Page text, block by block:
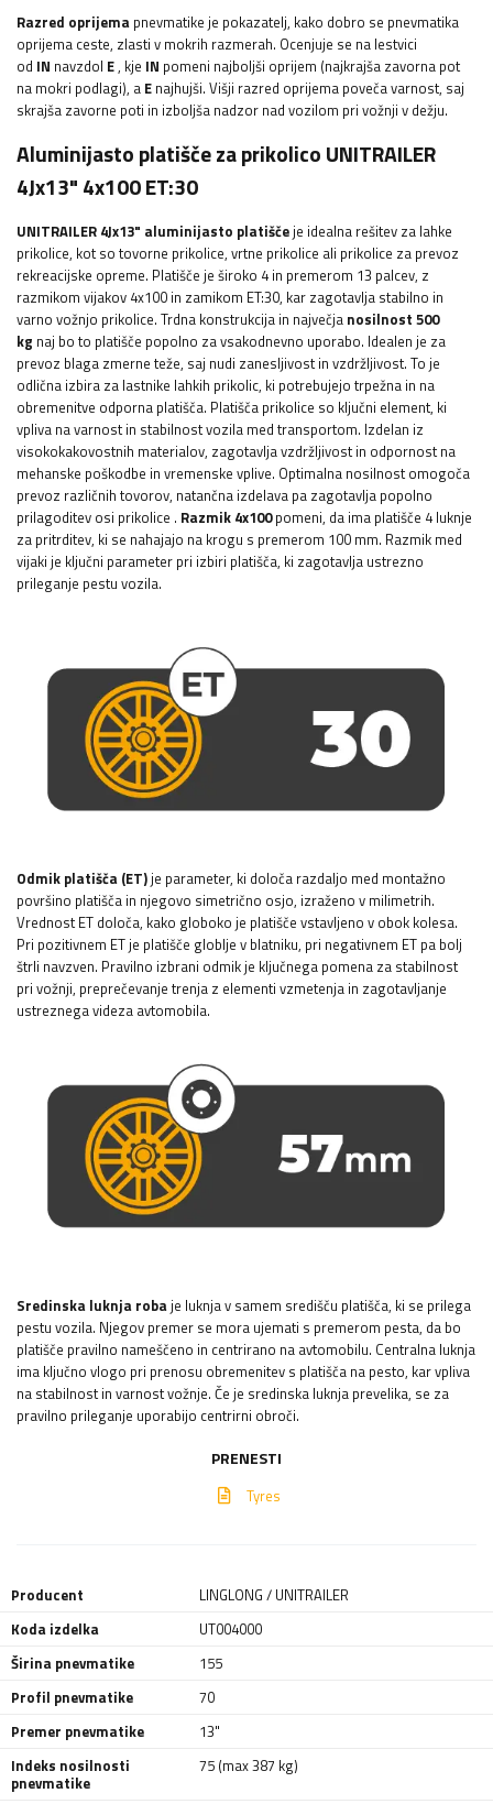
Razred oprijema pnevmatike je pokazatelj, kako dobro se pnevmatika
oprijema ceste, zlasti v mokrih razmerah. Ocenjuje se na lestvici
od IN navzdol E, kje IN pomeni najboljši oprijem (najkrajša zavorna pot
na mokri podlagi), a E najhujši. Višji razred oprijema poveča varnost, saj
skrajša zavorne poti in izboljša nadzor nad vozilom pri vožnji v dežju.
Aluminijasto platišče za prikolico UNITRAILER
4Jx13" 4x100 ET:30
UNITRAILER 4Jx13" aluminijasto platiščeje idealna rešitev za lahke
prikolice, kot so tovorne prikolice, vrtne prikolice ali prikolice za prevoz
rekreacijske opreme. Platišče je široko 4 in premerom 13 palcev, z
razmikom vijakov 4x100 in zamikom ET:30, kar zagotavlja stabilno in
varno vožnjo prikolice. Trdna konstrukcija in največja nosilnost 500
kg naj bo to platišče popolno za vsakodnevno uporabo. Idealen je za
prevoz blaga zmerne teže, saj nudi zanesljivost in vzdržljivost. To je
odlična izbira za lastnike lahkih prikolic, ki potrebujejo trpežna in na
obremenitve odporna platišča. Platišča prikolice so ključni element, ki
vpliva na varnost in stabilnost vozila med transportom. Izdelan iz
visokokakovostnih materialov, zagotavlja vzdržljivost in odpornost na
mehanske poškodbe in vremenske vplive. Optimalna nosilnost omogoča
prevoz različnih tovorov, natančna izdelava pa zagotavlja popolno
prilagoditev osi prikolice . Razmik 4x100 pomeni, da ima platišče 4 luknje
za pritrditev, ki se nahajajo na krogu s premerom 100 mm. Razmik med
vijaki je ključni parameter pri izbiri platišča, ki zagotavlja ustrezno
prileganje pestu vozila.
Odmik platišča (ET)je parameter, ki določa razdaljo med montažno
površino platišča in njegovo simetrično osjo, izraženo v milimetrih.
Vrednost ET določa, kako globoko je platišče vstavljeno v obok kolesa.
Pri pozitivnem ET je platišče globlje v blatniku, pri negativnem ET pa bolj
štrli navzven. Pravilno izbrani odmik je ključnega pomena za stabilnost
pri vožnji, preprečevanje trenja z elementi vzmetenja in zagotavljanje
ustreznega videza avtomobila.
Sredinska luknja roba je luknja v samem središču platišča, ki se prilega
pestu vozila. Njegov premer se mora ujemati s premerom pesta, da bo
platišče pravilno nameščeno in centrirano na avtomobilu. Centralna luknja
ima ključno vlogo pri prenosu obremenitev s platišča na pesto, kar vpliva
na stabilnost in varnost vožnje. Če je sredinska luknja prevelika, se za
pravilno prileganje uporabijo centrirni obroči.
PRENESTI
Tyres
Producent
LINGLONG / UNITRAILER
Koda izdelka
UT004000
Širina pnevmatike
155
Profil pnevmatike
70
Premer pnevmatike
13"
Indeks nosilnosti
pnevmatike
75 (max 387 kg)